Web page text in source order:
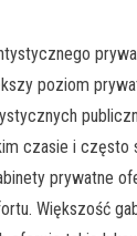
poziom
czasie i często
prywatne
Większość